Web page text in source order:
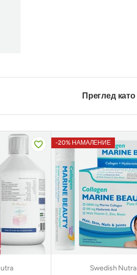
Преглед като
-20% НАМАЛЕНИЕ
Swedish Nutra